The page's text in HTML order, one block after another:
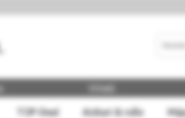
Vīrieši
TOP-Deal Aizkari & rullo